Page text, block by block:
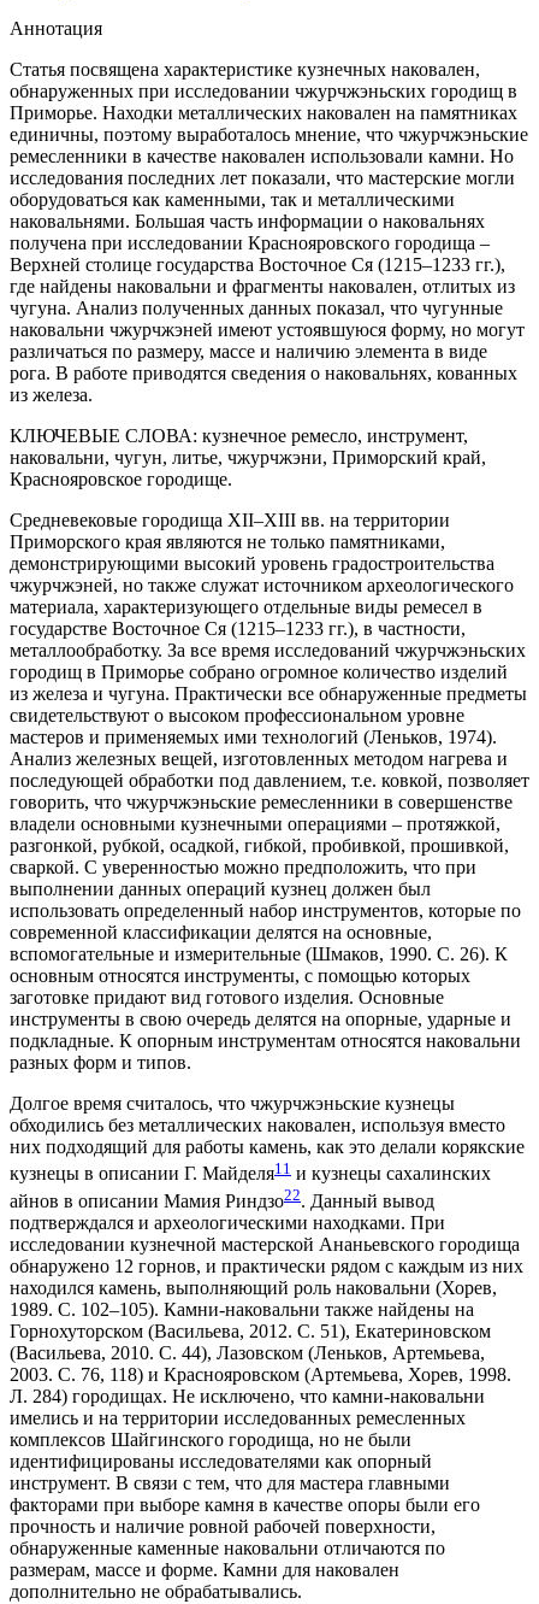
Аннотация
Статья посвящена характеристике кузнечных наковален,
обнаруженных при исследовании чжурчжэньских городищ в
Приморье. Находки металлических наковален на памятниках
единичны, поэтому выработалось мнение, что чжурчжэньские
ремесленники в качестве наковален использовали камни. Но
исследования последних лет показали, что мастерские могли
оборудоваться как каменными, так и металлическими
наковальнями. Большая часть информации о наковальнях
получена при исследовании Краснояровского городища –
Верхней столице государства Восточное Ся (1215–1233 гг.),
где найдены наковальни и фрагменты наковален, отлитых из
чугуна. Анализ полученных данных показал, что чугунные
наковальни чжурчжэней имеют устоявшуюся форму, но могут
различаться по размеру, массе и наличию элемента в виде
рога. В работе приводятся сведения о наковальнях, кованных
из железа.
КЛЮЧЕВЫЕ СЛОВА: кузнечное ремесло, инструмент,
наковальни, чугун, литье, чжурчжэни, Приморский край,
Краснояровское городище.
Средневековые городища XII–XIII вв. на территории
Приморского края являются не только памятниками,
демонстрирующими высокий уровень градостроительства
чжурчжэней, но также служат источником археологического
материала, характеризующего отдельные виды ремесел в
государстве Восточное Ся (1215–1233 гг.), в частности,
металлообработку. За все время исследований чжурчжэньских
городищ в Приморье собрано огромное количество изделий
из железа и чугуна. Практически все обнаруженные предметы
свидетельствуют о высоком профессиональном уровне
мастеров и применяемых ими технологий (Леньков, 1974).
Анализ железных вещей, изготовленных методом нагрева и
последующей обработки под давлением, т.е. ковкой, позволяет
говорить, что чжурчжэньские ремесленники в совершенстве
владели основными кузнечными операциями – протяжкой,
разгонкой, рубкой, осадкой, гибкой, пробивкой, прошивкой,
сваркой. С уверенностью можно предположить, что при
выполнении данных операций кузнец должен был
использовать определенный набор инструментов, которые по
современной классификации делятся на основные,
вспомогательные и измерительные (Шмаков, 1990. С. 26). К
основным относятся инструменты, с помощью которых
заготовке придают вид готового изделия. Основные
инструменты в свою очередь делятся на опорные, ударные и
подкладные. К опорным инструментам относятся наковальни
разных форм и типов.
Долгое время считалось, что чжурчжэньские кузнецы
обходились без металлических наковален, используя вместо
них подходящий для работы камень, как это делали корякские
кузнецы в описании Г. Майделя1 1 и кузнецы сахалинских
айнов в описании Мамия Риндзо22. Данный вывод
подтверждался и археологическими находками. При
исследовании кузнечной мастерской Ананьевского городища
обнаружено 12 горнов, и практически рядом с каждым из них
находился камень, выполняющий роль наковальни (Хорев,
1989. С. 102–105). Камни-наковальни также найдены на
Горнохуторском (Васильева, 2012. С. 51), Екатериновском
(Васильева, 2010. С. 44), Лазовском (Леньков, Артемьева,
2003. С. 76, 118) и Краснояровском (Артемьева, Хорев, 1998.
Л. 284) городищах. Не исключено, что камни-наковальни
имелись и на территории исследованных ремесленных
комплексов Шайгинского городища, но не были
идентифицированы исследователями как опорный
инструмент. В связи с тем, что для мастера главными
факторами при выборе камня в качестве опоры были его
прочность и наличие ровной рабочей поверхности,
обнаруженные каменные наковальни отличаются по
размерам, массе и форме. Камни для наковален
дополнительно не обрабатывались.